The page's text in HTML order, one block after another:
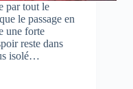
par tout le
le passage en
une forte
reste dans
isolé…